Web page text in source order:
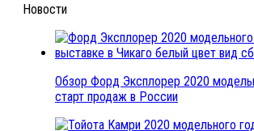
Новости
Обзор Форд Эксплорер 2020
старт продаж в России